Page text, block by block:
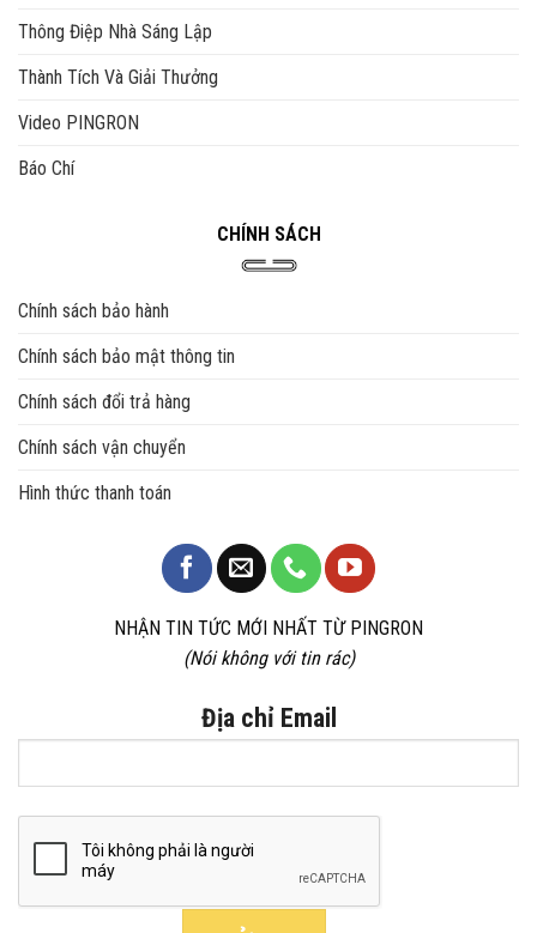
Thông Điệp Nhà Sáng Lập
Thành Tích Và Giải Thưởng
Video PINGRON
Báo Chí
CHÍNH SÁCH
Chính sách bảo hành
Chính sách bảo mật thông tin
Chính sách đổi trả hàng
Chính sách vận chuyển
Hình thức thanh toán
NHẬN TIN TỨC MỚI NHẤT TỪ PINGRON
(Nói không với tin rác)
Địa chỉ Email